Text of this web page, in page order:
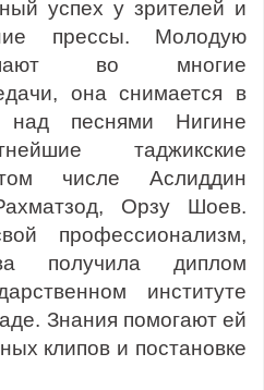
успех у зрителей и
прессы. Молодую
во многие
она снимается в
песнями Нигине
таджикские
числе Аслиддин
Орзу Шоев.
профессионализм,
получила диплом
институте
Знания помогают ей
клипов и постановке